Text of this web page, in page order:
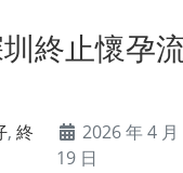
終止懷孕
,終
2026 年 4 月
19 日